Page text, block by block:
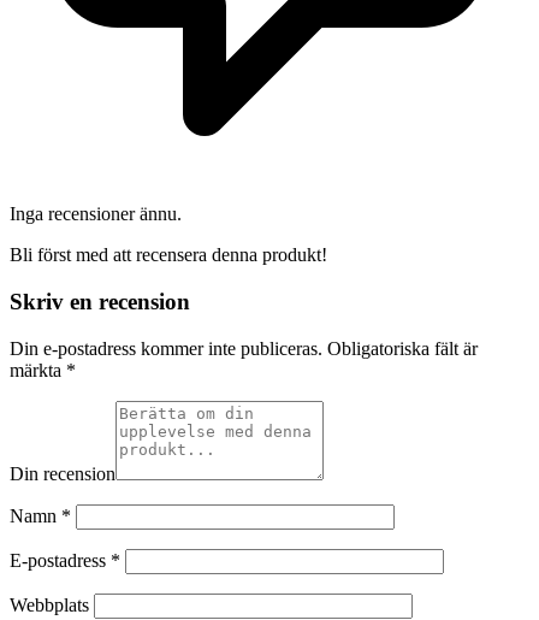
Inga recensioner ännu.
Bli först med att recensera denna produkt!
Skriv en recension
Din e-postadress kommer inte publiceras. Obligatoriska fält är
märkta *
Din recension
Namn *
E-postadress *
Webbplats